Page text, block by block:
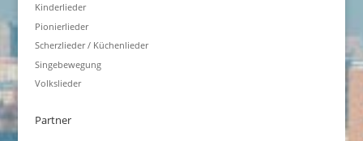
Kinderlieder
Pionierlieder
Scherzlieder / Küchenlieder
Singebewegung
Volkslieder
Partner